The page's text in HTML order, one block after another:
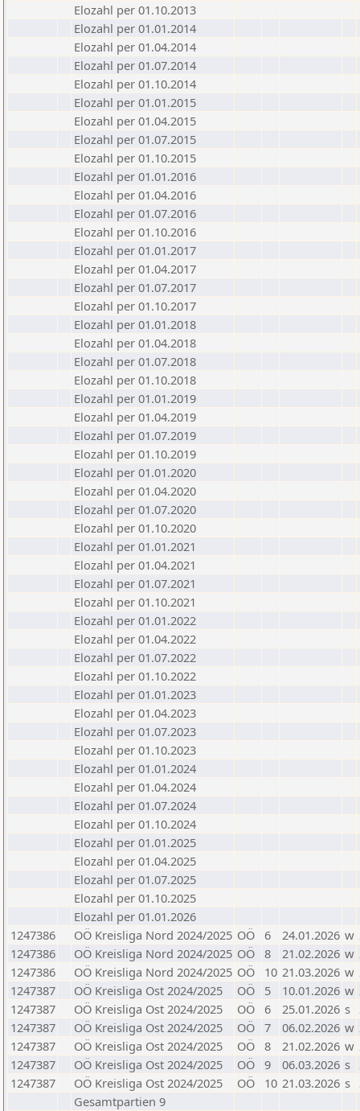
Elozahl per 01.10.2013
Elozahl per 01.01.2014
Elozahl per 01.04.2014
Elozahl per 01.07.2014
Elozahl per 01.10.2014
Elozahl per 01.01.2015
Elozahl per 01.04.2015
Elozahl per 01.07.2015
Elozahl per 01.10.2015
Elozahl per 01.01.2016
Elozahl per 01.04.2016
Elozahl per 01.07.2016
Elozahl per 01.10.2016
Elozahl per 01.01.2017
Elozahl per 01.04.2017
Elozahl per 01.07.2017
Elozahl per 01.10.2017
Elozahl per 01.01.2018
Elozahl per 01.04.2018
Elozahl per 01.07.2018
Elozahl per 01.10.2018
Elozahl per 01.01.2019
Elozahl per 01.04.2019
Elozahl per 01.07.2019
Elozahl per 01.10.2019
Elozahl per 01.01.2020
Elozahl per 01.04.2020
Elozahl per 01.07.2020
Elozahl per 01.10.2020
Elozahl per 01.01.2021
Elozahl per 01.04.2021
Elozahl per 01.07.2021
Elozahl per 01.10.2021
Elozahl per 01.01.2022
Elozahl per 01.04.2022
Elozahl per 01.07.2022
Elozahl per 01.10.2022
Elozahl per 01.01.2023
Elozahl per 01.04.2023
Elozahl per 01.07.2023
Elozahl per 01.10.2023
Elozahl per 01.01.2024
Elozahl per 01.04.2024
Elozahl per 01.07.2024
Elozahl per 01.10.2024
Elozahl per 01.01.2025
Elozahl per 01.04.2025
Elozahl per 01.07.2025
Elozahl per 01.10.2025
Elozahl per 01.01.2026
1247386
OÖ Kreisliga Nord 2024/2025 OÖ 6 24.01.2026 w
1247386
OÖ Kreisliga Nord 2024/2025 OÖ 8 21.02.2026 w
1247386
OÖ Kreisliga Nord 2024/2025 OÖ 10 21.03.2026 w
1247387
OÖ Kreisliga Ost 2024/2025 OÖ 5 10.01.2026 w
1247387
OÖ Kreisliga Ost 2024/2025 OÖ 6 25.01.2026 s
1247387
OÖ Kreisliga Ost 2024/2025 OÖ 7 06.02.2026 w
1247387
OÖ Kreisliga Ost 2024/2025 OÖ 8 21.02.2026 w
1247387
OÖ Kreisliga Ost 2024/2025 OÖ 9 06.03.2026 s
1247387
OÖ Kreisliga Ost 2024/2025 OÖ 10 21.03.2026 s
Gesamtpartien 9